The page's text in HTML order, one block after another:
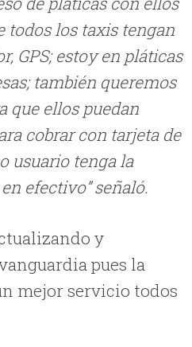
todos los taxis tengan
GPS; estoy en pláticas
también queremos
que ellos puedan
cobrar con tarjeta de
usuario tenga la
efectivo” señaló.
y
pues la
mejor servicio todos